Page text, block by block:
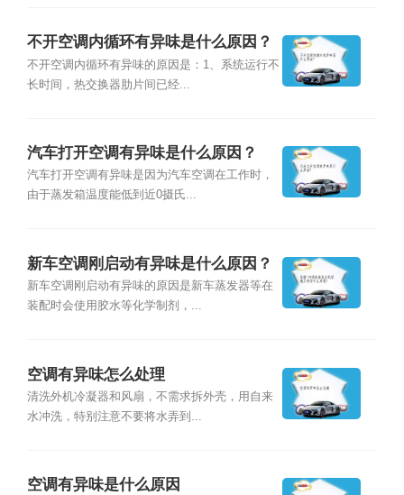
不开空调内循环有异味是什么原因？
不开空调内循环有异味的原因是：1、系统运行不
长时间，热交换器肋片间已经...
汽车打开空调有异味是什么原因？
汽车打开空调有异味是因为汽车空调在工作时，
由于蒸发箱温度能低到近0摄氏...
新车空调刚启动有异味是什么原因？
新车空调刚启动有异味的原因是新车蒸发器等在
装配时会使用胶水等化学制剂，...
空调有异味怎么处理
清洗外机冷凝器和风扇，不需求拆外壳，用自来
水冲洗，特别注意不要将水弄到...
空调有异味是什么原因